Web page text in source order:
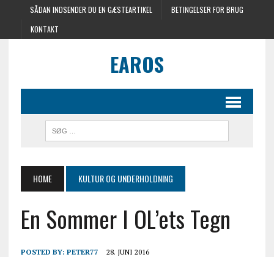
SÅDAN INDSENDER DU EN GÆSTEARTIKEL
BETINGELSER FOR BRUG
KONTAKT
EAROS
HOME KULTUR OG UNDERHOLDNING
En Sommer I OL’ets Tegn
POSTED BY: PETER77 28. JUNI 2016